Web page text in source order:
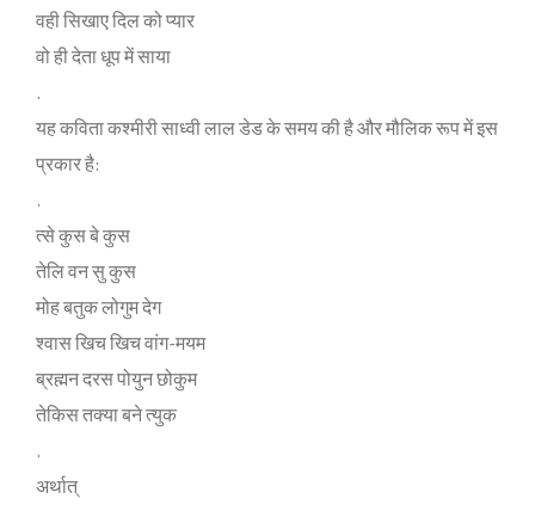
वही सिखाए दिल को प्‍यार
वो ही देता धूप में साया
.
यह कविता कश्‍मीरी साध्‍वी लाल डेड के समय की है और मौलिक रूप में इस
प्रकार है:
.
त्‍से कुस बे कुस
तेलि वन सु कुस
मोह बतुक लोगुम देग
श्‍वास खिच खिच वांग-मयम
ब्रह्मन दरस पोयुन छोकुम
तेकिस तक्‍या बने त्‍युक
.
अर्थात्